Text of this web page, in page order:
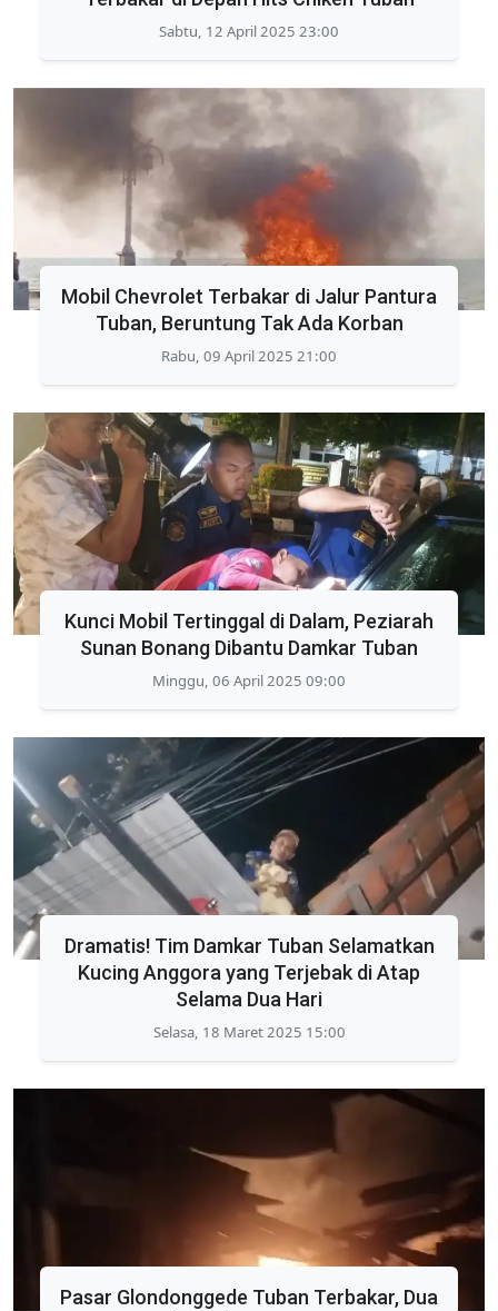
Sabtu, 12 April 2025 23:00
Mobil Chevrolet Terbakar di Jalur Pantura
Tuban, Beruntung Tak Ada Korban
Rabu, 09 April 2025 21:00
Kunci Mobil Tertinggal di Dalam, Peziarah
Sunan Bonang Dibantu Damkar Tuban
Minggu, 06 April 2025 09:00
Dramatis! Tim Damkar Tuban Selamatkan
Kucing Anggora yang Terjebak di Atap
Selama Dua Hari
Selasa, 18 Maret 2025 15:00
Pasar Glondonggede Tuban Terbakar, Dua